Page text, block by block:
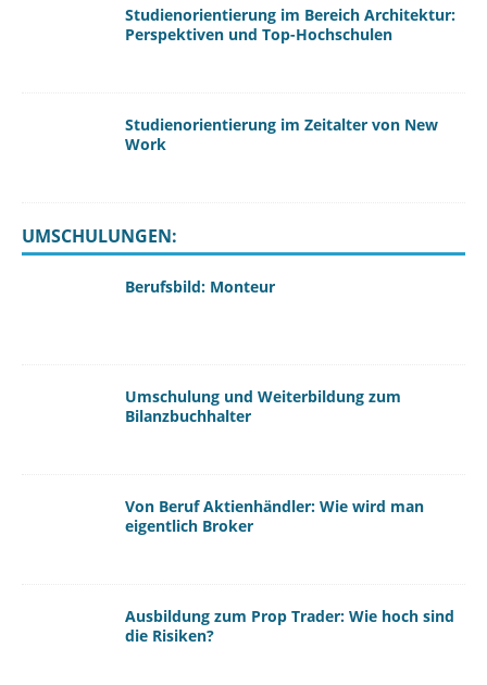
Studienorientierung im Bereich Architektur:
Perspektiven und Top-Hochschulen
Studienorientierung im Zeitalter von New
Work
UMSCHULUNGEN:
Berufsbild: Monteur
Umschulung und Weiterbildung zum
Bilanzbuchhalter
Von Beruf Aktienhändler: Wie wird man
eigentlich Broker
Ausbildung zum Prop Trader: Wie hoch sind
die Risiken?